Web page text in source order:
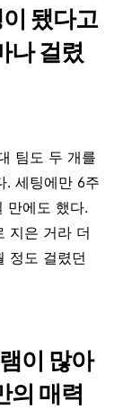
됐다고
나 걸렸
팀도 두 개를
. 세팅에만 6주
만에도 했다.
지은 거라 더
정도 걸렸던
이 많아
의 매력